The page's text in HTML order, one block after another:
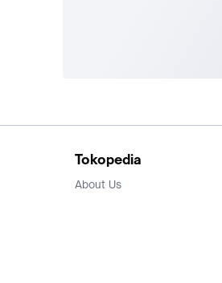
Tokopedia
About Us